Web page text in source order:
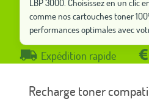
LBP 3000. Choisissez en un clic
comme nos cartouches toner
performances optimales avec
Expédition rapide
Recharge toner